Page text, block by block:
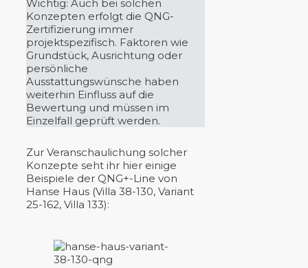
Wichtig: Auch bei solchen
Konzepten erfolgt die QNG-
Zertifizierung immer
projektspezifisch. Faktoren wie
Grundstück, Ausrichtung oder
persönliche
Ausstattungswünsche haben
weiterhin Einfluss auf die
Bewertung und müssen im
Einzelfall geprüft werden.
Zur Veranschaulichung solcher
Konzepte seht ihr hier einige
Beispiele der QNG+-Line von
Hanse Haus (Villa 38-130, Variant
25-162, Villa 133):